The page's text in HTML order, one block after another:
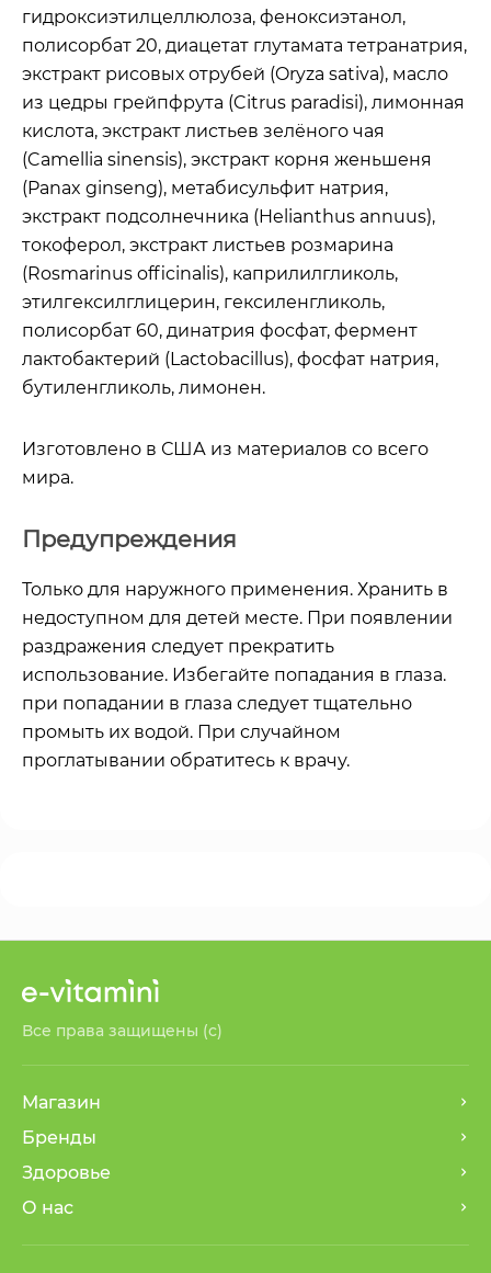
гидроксиэтилцеллюлоза, феноксиэтанол,
полисорбат 20, диацетат глутамата тетранатрия,
экстракт рисовых отрубей (Oryza sativa), масло
из цедры грейпфрута (Citrus paradisi), лимонная
кислота, экстракт листьев зелёного чая
(Camellia sinensis), экстракт корня женьшеня
(Panax ginseng), метабисульфит натрия,
экстракт подсолнечника (Helianthus annuus),
токоферол, экстракт листьев розмарина
(Rosmarinus officinalis), каприлилгликоль,
этилгексилглицерин, гексиленгликоль,
полисорбат 60, динатрия фосфат, фермент
лактобактерий (Lactobacillus), фосфат натрия,
бутиленгликоль, лимонен.
Изготовлено в США из материалов со всего
мира.
Предупреждения
Только для наружного применения. Хранить в
недоступном для детей месте. При появлении
раздражения следует прекратить
использование. Избегайте попадания в глаза.
при попадании в глаза следует тщательно
промыть их водой. При случайном
проглатывании обратитесь к врачу.
Все права защищены (с)
Магазин
Бренды
Здоровье
О нас